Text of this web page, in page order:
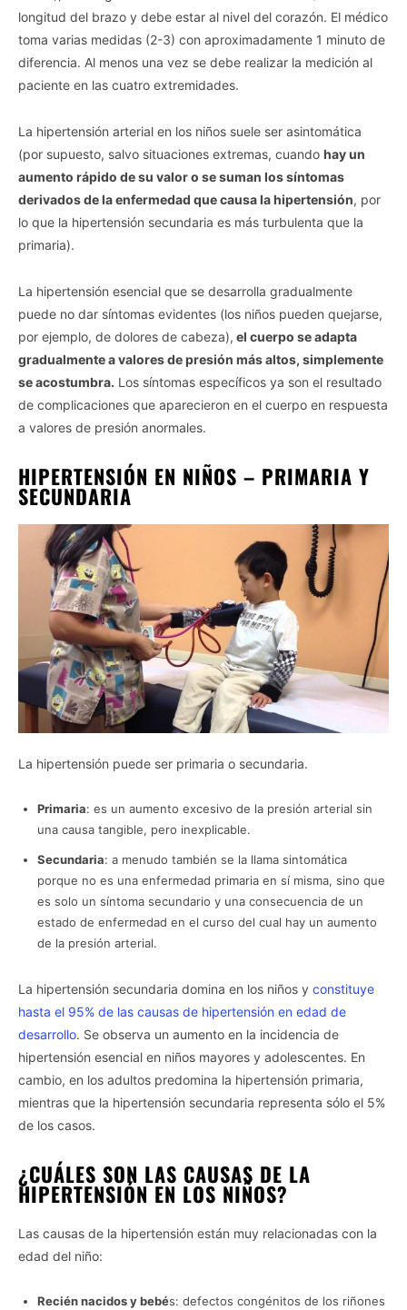
longitud del brazo y debe estar al nivel del corazón. El médico
toma varias medidas (2-3) con aproximadamente 1 minuto de
diferencia. Al menos una vez se debe realizar la medición al
paciente en las cuatro extremidades.
La hipertensión arterial en los niños suele ser asintomática
(por supuesto, salvo situaciones extremas, cuando hay un
aumento rápido de su valor o se suman los síntomas
derivados de la enfermedad que causa la hipertensión, por
lo que la hipertensión secundaria es más turbulenta que la
primaria).
La hipertensión esencial que se desarrolla gradualmente
puede no dar síntomas evidentes (los niños pueden quejarse,
por ejemplo, de dolores de cabeza), el cuerpo se adapta
gradualmente a valores de presión más altos, simplemente
se acostumbra. Los síntomas específicos ya son el resultado
de complicaciones que aparecieron en el cuerpo en respuesta
a valores de presión anormales.
HIPERTENSIÓN EN NIÑOS – PRIMARIA Y
SECUNDARIA
La hipertensión puede ser primaria o secundaria.
Primaria: es un aumento excesivo de la presión arterial sin
una causa tangible, pero inexplicable.
Secundaria: a menudo también se la llama sintomática
porque no es una enfermedad primaria en sí misma, sino que
es solo un síntoma secundario y una consecuencia de un
estado de enfermedad en el curso del cual hay un aumento
de la presión arterial.
La hipertensión secundaria domina en los niños y constituye
hasta el 95% de las causas de hipertensión en edad de
desarrollo. Se observa un aumento en la incidencia de
hipertensión esencial en niños mayores y adolescentes. En
cambio, en los adultos predomina la hipertensión primaria,
mientras que la hipertensión secundaria representa sólo el 5%
de los casos.
¿CUÁLES SON LAS CAUSAS DE LA
HIPERTENSIÓN EN LOS NIÑOS?
Las causas de la hipertensión están muy relacionadas con la
edad del niño:
Recién nacidos y bebés: defectos congénitos de los riñones